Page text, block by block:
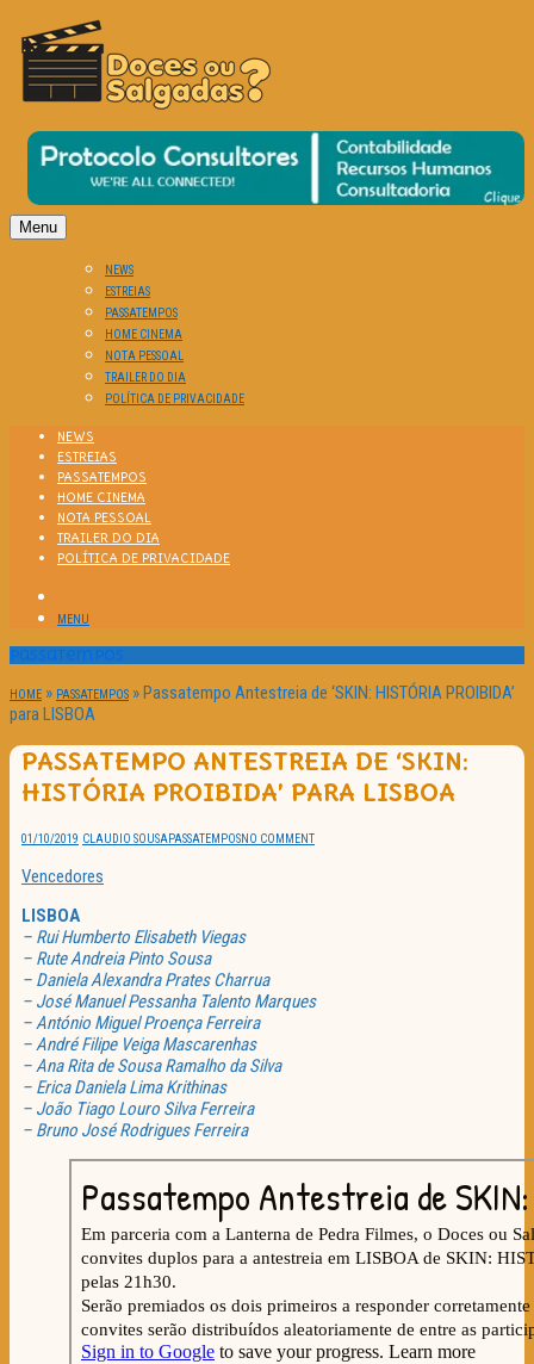
DOCES OU SALGADAS?
O Cinema? Uma Paixão!!
Menu
NEWS
ESTREIAS
PASSATEMPOS
HOME CINEMA
NOTA PESSOAL
TRAILER DO DIA
POLÍTICA DE PRIVACIDADE
NEWS
ESTREIAS
PASSATEMPOS
HOME CINEMA
NOTA PESSOAL
TRAILER DO DIA
POLÍTICA DE PRIVACIDADE
MENU
Passatempos
HOME » PASSATEMPOS »Passatempo Antestreia de ‘SKIN: HISTÓRIA PROIBIDA’
para LISBOA
PASSATEMPO ANTESTREIA DE ‘SKIN:
HISTÓRIA PROIBIDA’ PARA LISBOA
01/10/2019 CLAUDIO SOUSAPASSATEMPOSNO COMMENT
Vencedores
LISBOA
– Rui Humberto Elisabeth Viegas
– Rute Andreia Pinto Sousa
– Daniela Alexandra Prates Charrua
– José Manuel Pessanha Talento Marques
– António Miguel Proença Ferreira
– André Filipe Veiga Mascarenhas
– Ana Rita de Sousa Ramalho da Silva
– Erica Daniela Lima Krithinas
– João Tiago Louro Silva Ferreira
– Bruno José Rodrigues Ferreira